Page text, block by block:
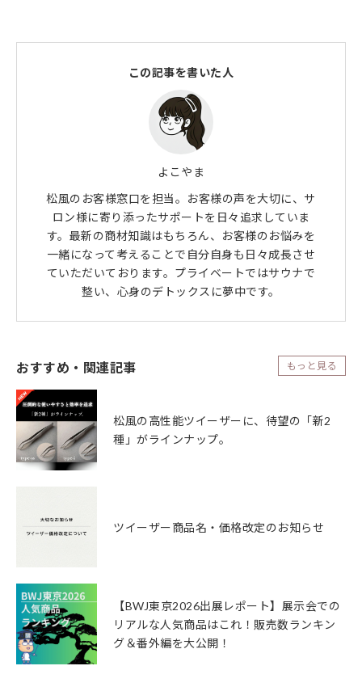
この記事を書いた人
よこやま
松風のお客様窓口を担当。お客様の声を大切に、サ
ロン様に寄り添ったサポートを日々追求していま
す。最新の商材知識はもちろん、お客様のお悩みを
一緒になって考えることで自分自身も日々成長させ
ていただいております。プライベートではサウナで
整い、心身のデトックスに夢中です。
おすすめ・関連記事 もっと見る
松風の高性能ツイーザーに、待望の「新2
種」がラインナップ。
ツイーザー商品名・価格改定のお知らせ
【BWJ東京2026出展レポート】展示会での
リアルな人気商品はこれ！販売数ランキン
グ＆番外編を大公開！